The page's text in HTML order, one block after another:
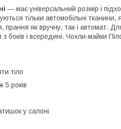
— має універсальний розмір і
тільки автомобільні тканини,
прання як вручну, так і автомат.
з боків і всередині. Чохли-майки
тіло
5 років
у салоні